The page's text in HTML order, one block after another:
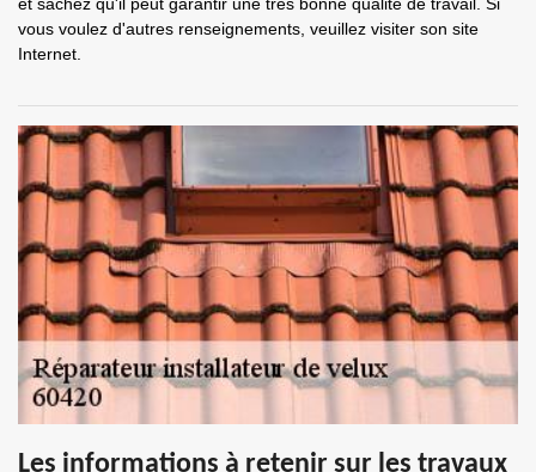
vous voulez d'autres renseignements, veuillez visiter son site
Internet.
Les informations à retenir sur les travaux